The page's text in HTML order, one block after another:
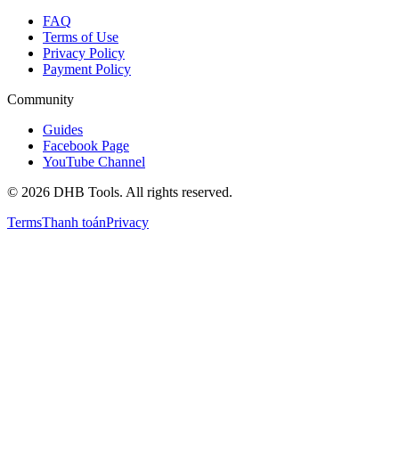
FAQ
Terms of Use
Privacy Policy
Payment Policy
Community
Guides
Facebook Page
YouTube Channel
© 2026 DHB Tools. All rights reserved.
TermsThanh toánPrivacy